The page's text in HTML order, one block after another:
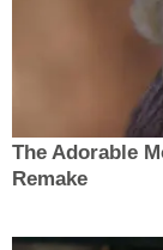
The Adorable
Remake